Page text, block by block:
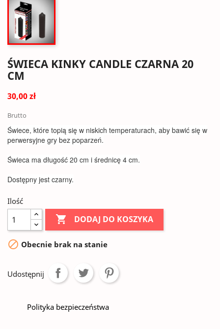
ŚWIECA KINKY CANDLE CZARNA 20
CM
30,00 zł
Brutto
Świece, które topią się w niskich temperaturach, aby bawić się w
perwersyjne gry bez poparzeń.
Świeca ma długość 20 cm i średnicę 4 cm.
Dostępny jest czarny.
Ilość
 DODAJ DO KOSZYKA
 Obecnie brak na stanie
Udostępnij
Polityka bezpieczeństwa